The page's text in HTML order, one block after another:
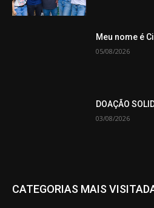
Meu nome é
05/08/2026
DOAÇÃO
03/08/2026
CATEGORIAS MAIS